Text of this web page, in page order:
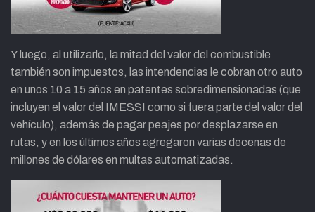
Y luego, al utilizarlo, la mitad del valor del combustible
también son impuestos, las intendencias le cobran otro auto
en unos 10 a 15 años en patentes sobredimensionadas (que
incluyen el valor del IMESSI como si fuera parte del valor del
vehículo), además de pagar peajes por desplazarse en
rutas, y en los últimos años agregaron varias decenas de
millones de dólares en multas automatizadas.